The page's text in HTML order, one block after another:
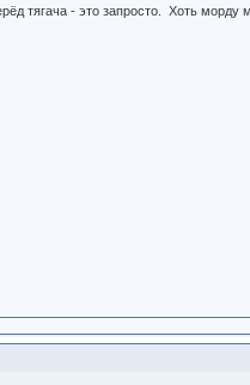
тягача - это запросто. Хоть морду